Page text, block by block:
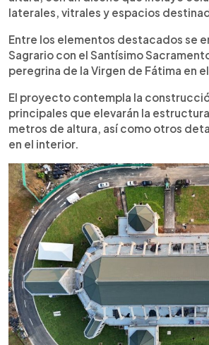
laterales, vitrales y espacios
Entre los elementos destacados se
Sagrario con el Santísimo
peregrina de la Virgen de Fátima en
El proyecto contempla la
principales que elevarán la
metros de altura, así como otros
en el interior.